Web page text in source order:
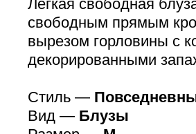
Легкая свободная
свободным прямым
вырезом горловины с
декорированными
Стиль —
Вид — Блузы